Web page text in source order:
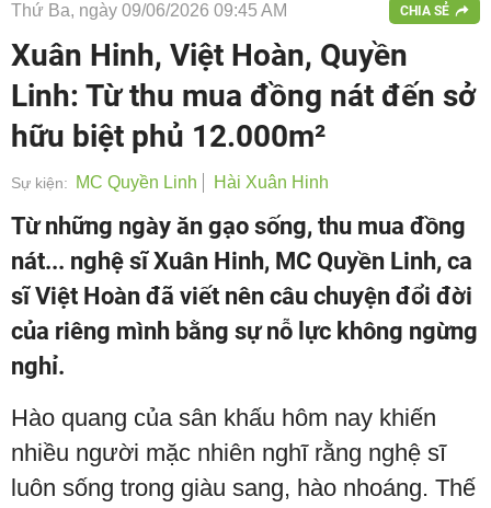
Thứ Ba, ngày 09/06/2026 09:45 AM CHIA SẺ
Xuân Hinh, Việt Hoàn, Quyền
Linh: Từ thu mua đồng nát đến sở
hữu biệt phủ 12.000m²
Sự kiện: MC Quyền Linh Hài Xuân Hinh
Từ những ngày ăn gạo sống, thu mua đồng
nát... nghệ sĩ Xuân Hinh, MC Quyền Linh, ca
sĩ Việt Hoàn đã viết nên câu chuyện đổi đời
của riêng mình bằng sự nỗ lực không ngừng
nghỉ.
Hào quang của sân khấu hôm nay khiến
nhiều người mặc nhiên nghĩ rằng nghệ sĩ
luôn sống trong giàu sang, hào nhoáng. Thế